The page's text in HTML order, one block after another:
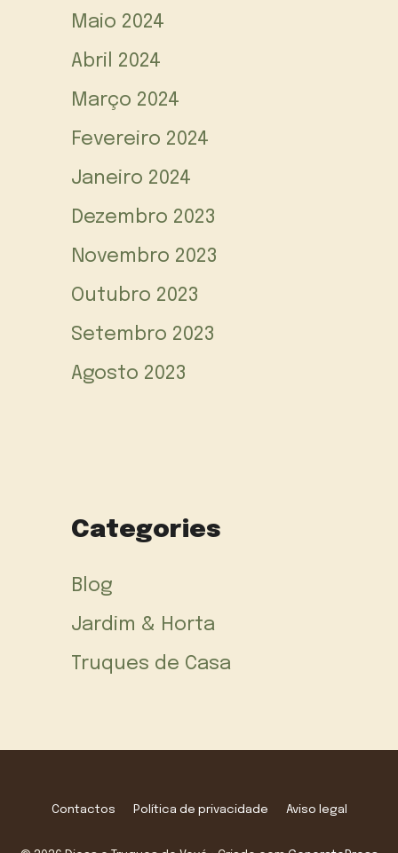
Maio 2024
Abril 2024
Março 2024
Fevereiro 2024
Janeiro 2024
Dezembro 2023
Novembro 2023
Outubro 2023
Setembro 2023
Agosto 2023
Categories
Blog
Jardim & Horta
Truques de Casa
Contactos Política de privacidade Aviso legal